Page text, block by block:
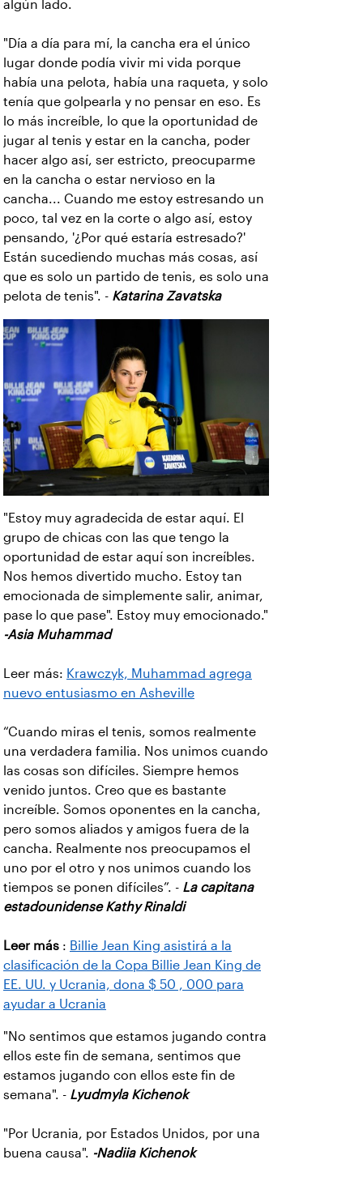
algún lado.
"Día a día para mí, la cancha era el único
lugar donde podía vivir mi vida porque
había una pelota, había una raqueta, y solo
tenía que golpearla y no pensar en eso. Es
lo más increíble, lo que la oportunidad de
jugar al tenis y estar en la cancha, poder
hacer algo así, ser estricto, preocuparme
en la cancha o estar nervioso en la
cancha... Cuando me estoy estresando un
poco, tal vez en la corte o algo así, estoy
pensando, '¿Por qué estaría estresado?'
Están sucediendo muchas más cosas, así
que es solo un partido de tenis, es solo una
pelota de tenis". - Katarina Zavatska
"Estoy muy agradecida de estar aquí. El
grupo de chicas con las que tengo la
oportunidad de estar aquí son increíbles.
Nos hemos divertido mucho. Estoy tan
emocionada de simplemente salir, animar,
pase lo que pase". Estoy muy emocionado."
-Asia Muhammad
Leer más: Krawczyk, Muhammad agrega
nuevo entusiasmo en Asheville
“Cuando miras el tenis, somos realmente
una verdadera familia. Nos unimos cuando
las cosas son difíciles. Siempre hemos
venido juntos. Creo que es bastante
increíble. Somos oponentes en la cancha,
pero somos aliados y amigos fuera de la
cancha. Realmente nos preocupamos el
uno por el otro y nos unimos cuando los
tiempos se ponen difíciles”. - La capitana
estadounidense Kathy Rinaldi
Leer más : Billie Jean King asistirá a la
clasificación de la Copa Billie Jean King de
EE. UU. y Ucrania, dona $ 50 , 000 para
ayudar a Ucrania
"No sentimos que estamos jugando contra
ellos este fin de semana, sentimos que
estamos jugando con ellos este fin de
semana". - Lyudmyla Kichenok
"Por Ucrania, por Estados Unidos, por una
buena causa". -Nadiia Kichenok